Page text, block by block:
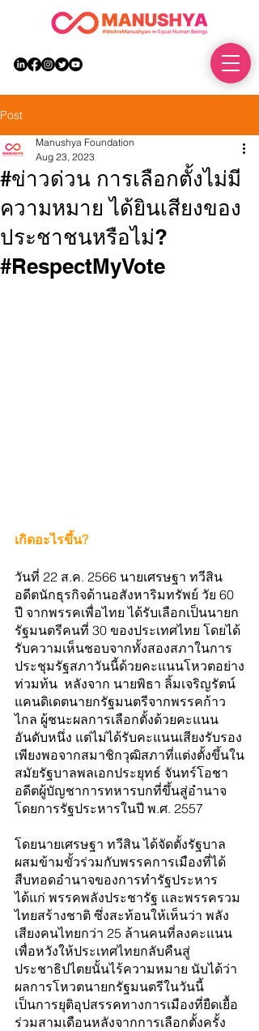
Post
#ข่าวด่วน การเลือกตั้งไม่มี
ความหมาย ได้ยินเสียงของ
ประชาชนหรือไม่?
#RespectMyVote
Manushya Foundation
Aug 23, 2023
เกิดอะไรขึ้น?
วันที่ 22 ส.ค. 2566 นายเศรษฐา ทวีสิน
อดีตนักธุรกิจด้านอสังหาริมทรัพย์ วัย 60
ปี จากพรรคเพื่อไทย ได้รับเลือกเป็นนายก
รัฐมนตรีคนที่ 30 ของประเทศไทย โดยได้
รับความเห็นชอบจากทั้งสองสภาในการ
ประชุมรัฐสภาวันนี้ด้วยคะแนนโหวตอย่าง
ท่วมท้น  หลังจาก นายพิธา ลิ้มเจริญรัตน์
แคนดิเดตนายกรัฐมนตรีจากพรรคก้าว
ไกล ผู้ชนะผลการเลือกตั้งด้วยคะแนน
อันดับหนึ่ง แต่ไม่ได้รับคะแนนเสียงรับรอง
เพียงพอจากสมาชิกวุฒิสภาที่แต่งตั้งขึ้นใน
สมัยรัฐบาลพลเอกประยุทธ์ จันทร์โอชา
อดีตผู้บัญชาการทหารบกที่ขึ้นสู่อำนาจ
โดยการรัฐประหารในปี พ.ศ. 2557
โดยนายเศรษฐา ทวีสิน ได้จัดตั้งรัฐบาล
ผสมข้ามขั้วร่วมกับพรรคการเมืองที่ได้
สืบทอดอำนาจของการทำรัฐประหาร
ได้แก่ พรรคพลังประชารัฐ และพรรครวม
ไทยสร้างชาติ ซึ่งสะท้อนให้เห็นว่า พลัง
เสียงคนไทยกว่า 25 ล้านคนที่ลงคะแนน
เพื่อหวังให้ประเทศไทยกลับคืนสู่
ประชาธิปไตยนั้นไร้ความหมาย นับได้ว่า
ผลการโหวตนายกรัฐมนตรีในวันนี้
เป็นการยุติอุปสรรคทางการเมืองที่ยืดเยื้อ
ร่วมสามเดือนหลังจากการเลือกตั้งครั้ง